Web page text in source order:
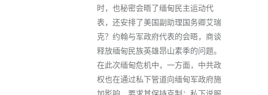
时，也秘密会晤了缅甸民主运动代
表，还安排了美国副助理国务卿艾瑞
克？约翰与军政府代表的会晤，商谈
释放缅甸民族英雄昂山素季的问题。
在此次缅甸危机中，一方面，中共政
权也在通过私下管道向缅甸军政府施